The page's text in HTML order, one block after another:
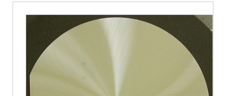
Wafer-to-Wafer-Bonden